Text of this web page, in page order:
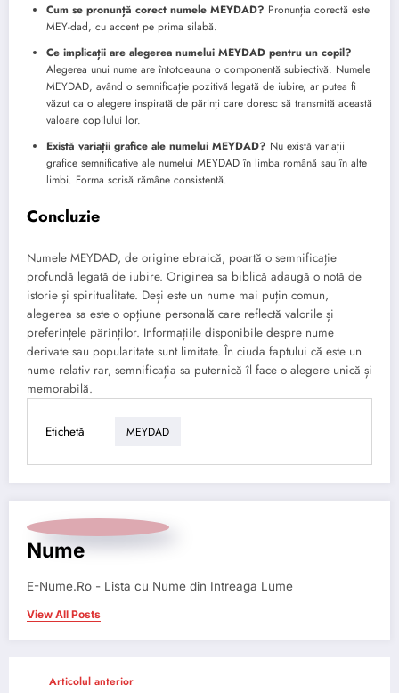
Cum se pronunță corect numele MEYDAD? Pronunția corectă este
MEY-dad, cu accent pe prima silabă.
Ce implicații are alegerea numelui MEYDAD pentru un copil?
Alegerea unui nume are întotdeauna o componentă subiectivă. Numele
MEYDAD, având o semnificație pozitivă legată de iubire, ar putea fi
văzut ca o alegere inspirată de părinți care doresc să transmită această
valoare copilului lor.
Există variații grafice ale numelui MEYDAD? Nu există variații
grafice semnificative ale numelui MEYDAD în limba română sau în alte
limbi. Forma scrisă rămâne consistentă.
Concluzie
Numele MEYDAD, de origine ebraică, poartă o semnificație
profundă legată de iubire. Originea sa biblică adaugă o notă de
istorie și spiritualitate. Deși este un nume mai puțin comun,
alegerea sa este o opțiune personală care reflectă valorile și
preferințele părinților. Informațiile disponibile despre nume
derivate sau popularitate sunt limitate. În ciuda faptului că este un
nume relativ rar, semnificația sa puternică îl face o alegere unică și
memorabilă.
Etichetă MEYDAD
Nume
E-Nume.Ro - Lista cu Nume din Intreaga Lume
View All Posts
Articolul anterior